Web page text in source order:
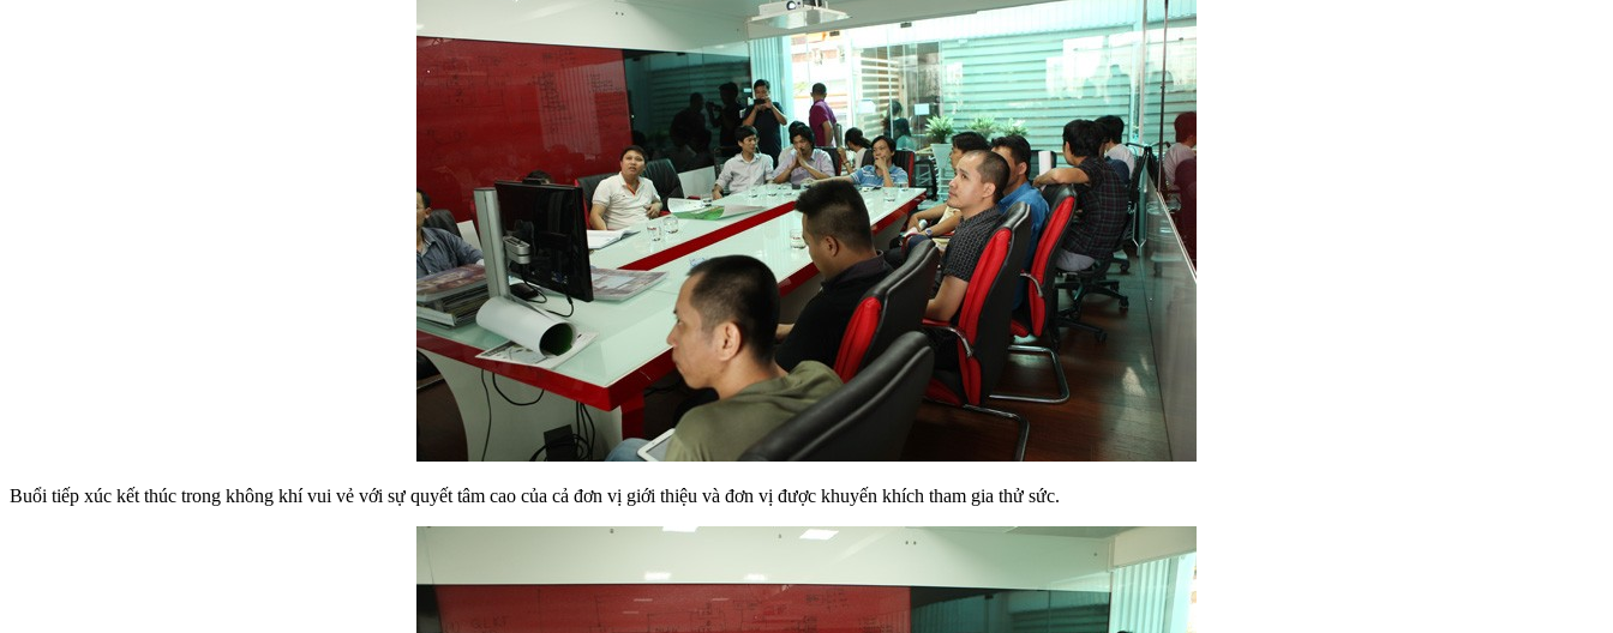
Buổi tiếp xúc kết thúc trong không khí vui vẻ với sự quyết tâm cao của cả đơn vị giới thiệu và đơn vị được khuyến khích tham gia thử sức.